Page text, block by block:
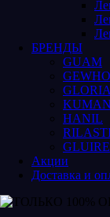
БРЕНДЫ
GUAM
HANIL
GLUIRE
Акции
Доставка и